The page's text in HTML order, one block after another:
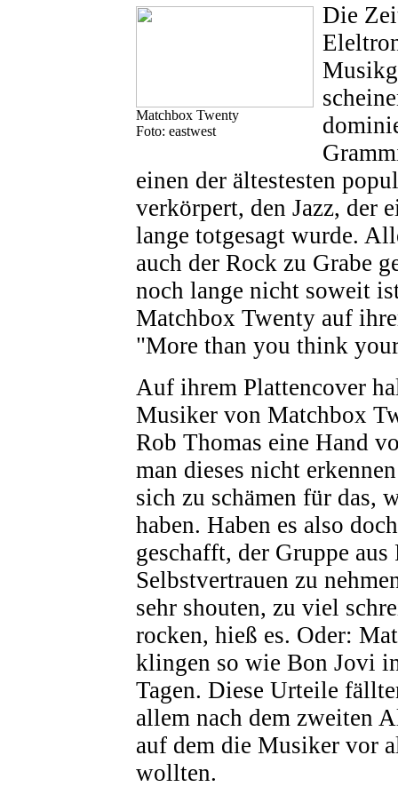
Matchbox Twenty
Foto: eastwest
Die
einen der ältestesten
verkörpert, den Jazz, der
lange totgesagt wurde.
auch der Rock zu Grabe
noch lange nicht soweit
Matchbox Twenty auf
"More than you think
Auf ihrem Plattencover
Musiker von Matchbox
Rob Thomas eine Hand
man dieses nicht
sich zu schämen für das,
haben. Haben es also
geschafft, der Gruppe aus
Selbstvertrauen zu
sehr shouten, zu viel
rocken, hieß es. Oder:
klingen so wie Bon Jovi
Tagen. Diese Urteile
allem nach dem zweiten
auf dem die Musiker vor
wollten.